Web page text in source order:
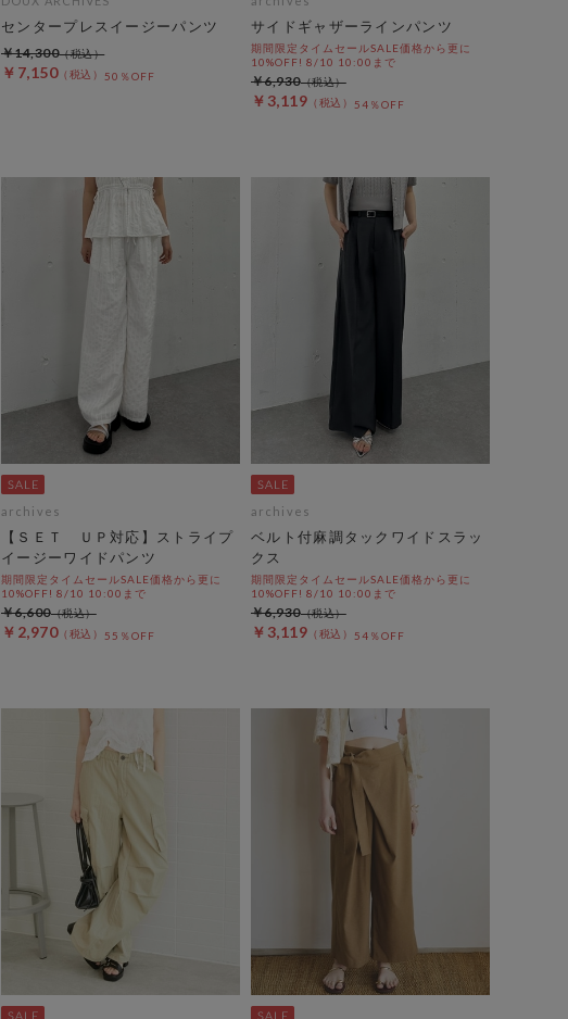
センタープレスイージーパンツ
￥7,150 50％OFF
￥14,300
サイドギャザーラインパンツ
期間限定タイムセールSALE価格から更に
10%OFF! 8/10 10:00まで
￥3,119 54％OFF
￥6,930
archives
【ＳＥＴ ＵＰ対応】ストライプ
イージーワイドパンツ
期間限定タイムセールSALE価格から更に
10%OFF! 8/10 10:00まで
￥2,970 55％OFF
￥6,600
archives
ベルト付麻調タックワイドスラッ
クス
期間限定タイムセールSALE価格から更に
10%OFF! 8/10 10:00まで
￥3,119 54％OFF
￥6,930